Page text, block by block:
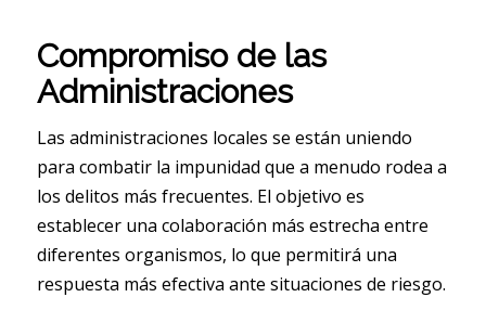
Compromiso de las
Administraciones
Las administraciones locales se están uniendo
para combatir la impunidad que a menudo rodea a
los delitos más frecuentes. El objetivo es
establecer una colaboración más estrecha entre
diferentes organismos, lo que permitirá una
respuesta más efectiva ante situaciones de riesgo.